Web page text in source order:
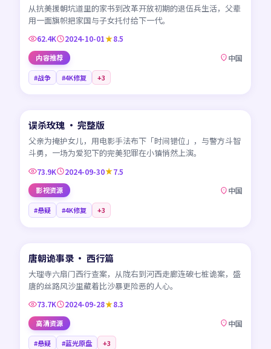
从抗美援朝坑道里的家书到改革开放初期的退伍兵生活，父辈
用一面旗帜把家国与子女托付给下一代。
62.4K 2024-10-01 8.5
内容推荐 中国
#战争 #4K修复 +3
CN
误杀玫瑰 · 完整版
父亲为掩护女儿，用电影手法布下「时间错位」，与警方斗智
斗勇，一场为爱犯下的完美犯罪在小镇悄然上演。
73.9K 2024-09-30 7.5
影视资源 中国
#悬疑 #4K修复 +3
CN
唐朝诡事录 · 西行篇
大理寺六扇门西行查案，从陇右到河西走廊连破七桩诡案，盛
唐的丝路风沙里藏着比沙暴更险恶的人心。
73.7K 2024-09-28 8.3
高清资源 中国
#悬疑 #蓝光原盘 +3